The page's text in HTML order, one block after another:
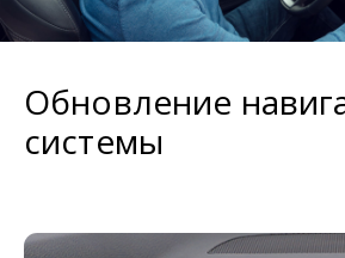
Обновление
системы